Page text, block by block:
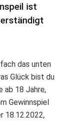
ist
das unten
Glück bist du
ab 18 Jahre,
Gewinnspiel
18.12.2022,